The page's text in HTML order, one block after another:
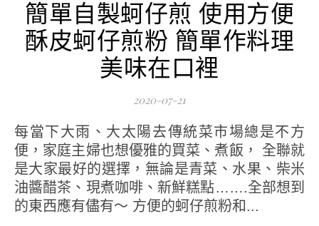
簡單自製蚵仔煎 使用方便
酥皮蚵仔煎粉 簡單作料理
美味在口裡
2020-07-21
每當下大雨、大太陽去傳統菜市場總是不方
便，家庭主婦也想優雅的買菜、煮飯， 全聯就
是大家最好的選擇，無論是青菜、水果、柴米
油醬醋茶、現煮咖啡、新鮮糕點…….全部想到
的東西應有儘有～ 方便的蚵仔煎粉和...